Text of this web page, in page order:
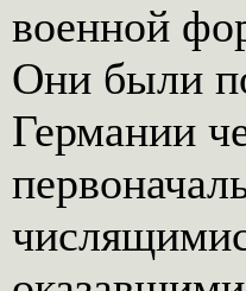
военной
Они были
Германии